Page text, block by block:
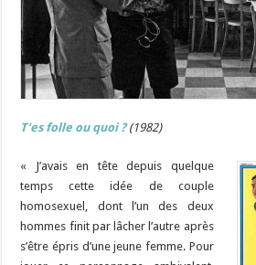
T’es folle ou quoi ? (1982)
« J’avais en tête depuis quelque
temps cette idée de couple
homosexuel, dont l’un des deux
hommes finit par lâcher l’autre après
s’être épris d’une jeune femme. Pour